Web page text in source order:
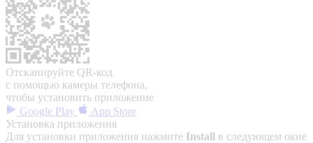
Отсканируйте QR-код
с помощью камеры телефона,
чтобы установить приложение
Google Play
App Store
Установка приложения
Для установки приложения нажмите Install в следующем окне